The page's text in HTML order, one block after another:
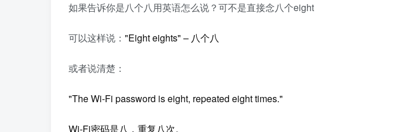
如果告诉你是八个八用英语怎么说？可不是直接念八个eight
可以这样说： "Eight eights" – 八个八
或者说清楚：
"The Wi-Fi password is eight, repeated eight times."
Wi-Fi密码是八，重复八次。